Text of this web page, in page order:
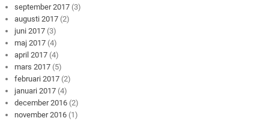
september 2017 (3)
augusti 2017 (2)
juni 2017 (3)
maj 2017 (4)
april 2017 (4)
mars 2017 (5)
februari 2017 (2)
januari 2017 (4)
december 2016 (2)
november 2016 (1)